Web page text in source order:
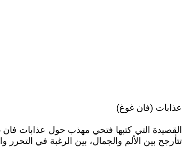
عذابات (فان غوغ)
القصيدة التي كتبها فتحي مهذب حول عذابات فان
تتأرجح بين الألم والجمال، بين الرغبة في التحرر